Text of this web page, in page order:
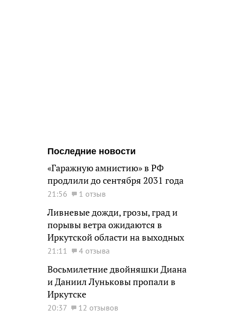
Последние новости
«Гаражную амнистию» в РФ
продлили до сентября 2031 года
21:56 1 отзыв
Ливневые дожди, грозы, град и
порывы ветра ожидаются в
Иркутской области на выходных
21:11 4 отзыва
Восьмилетние двойняшки Диана
и Даниил Луньковы пропали в
Иркутске
20:37 12 отзывов